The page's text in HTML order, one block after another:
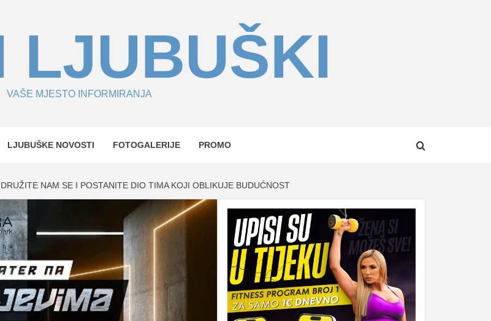
LJUBUŠKI
VAŠE MJESTO INFORMIRANJA
LJUBUŠKE NOVOSTI FOTOGALERIJE PROMO
NAM SE I POSTANITE DIO TIMA KOJI OBLIKUJE BUDUĆNOST